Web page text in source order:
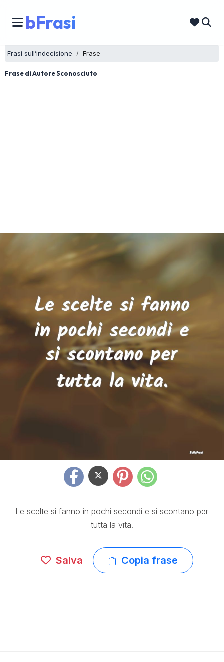
bFrasi
Frasi sull’indecisione Frase
Frase di Autore Sconosciuto
Le scelte si fanno in pochi secondi e si scontano per
tutta la vita.
Salva Copia frase